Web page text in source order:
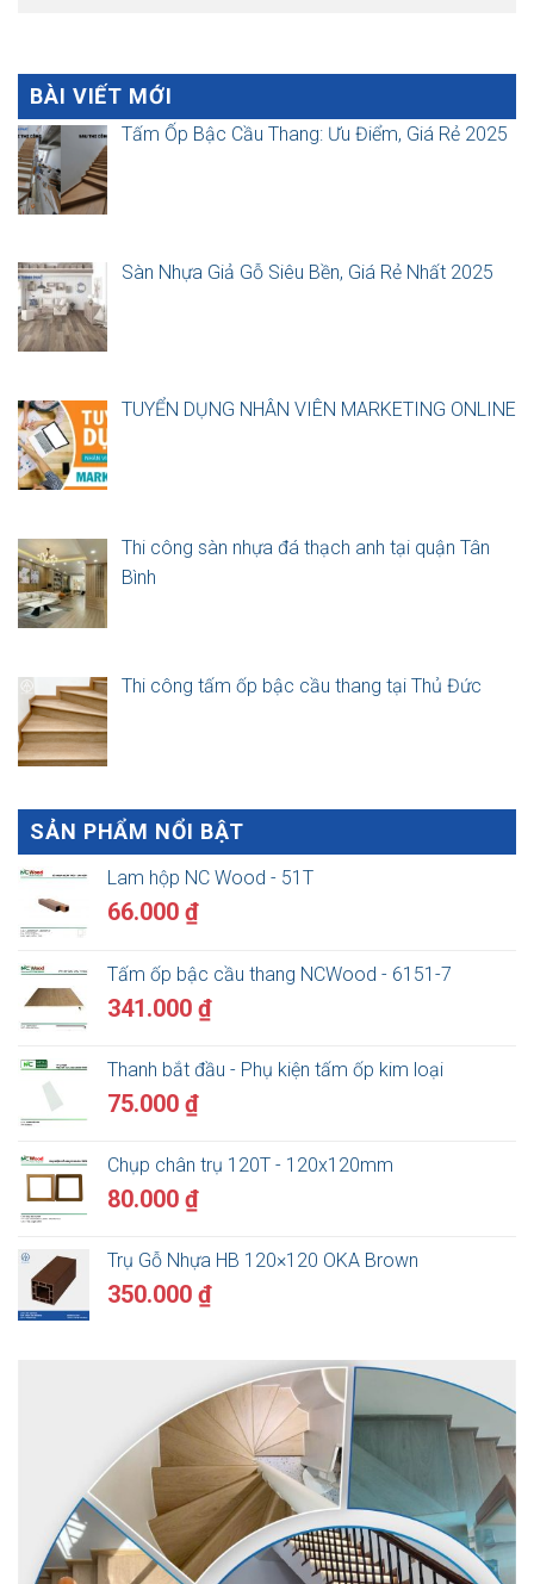
BÀI VIẾT MỚI
Tấm Ốp Bậc Cầu Thang: Ưu Điểm, Giá Rẻ 2025
Sàn Nhựa Giả Gỗ Siêu Bền, Giá Rẻ Nhất 2025
TUYỂN DỤNG NHÂN VIÊN MARKETING ONLINE
Thi công sàn nhựa đá thạch anh tại quận Tân
Bình
Thi công tấm ốp bậc cầu thang tại Thủ Đức
SẢN PHẨM NỔI BẬT
Lam hộp NC Wood - 51T
66.000 ₫
Tấm ốp bậc cầu thang NCWood - 6151-7
341.000 ₫
Thanh bắt đầu - Phụ kiện tấm ốp kim loại
75.000 ₫
Chụp chân trụ 120T - 120x120mm
80.000 ₫
Trụ Gỗ Nhựa HB 120×120 OKA Brown
350.000 ₫